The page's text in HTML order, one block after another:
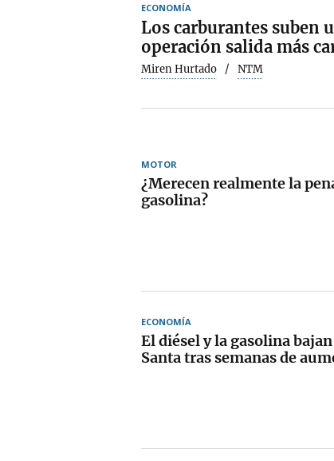
ECONOMÍA
Los carburantes suben
operación salida más
Miren Hurtado NTM
MOTOR
¿Merecen realmente la
gasolina?
ECONOMÍA
El diésel y la gasolina
Santa tras semanas de